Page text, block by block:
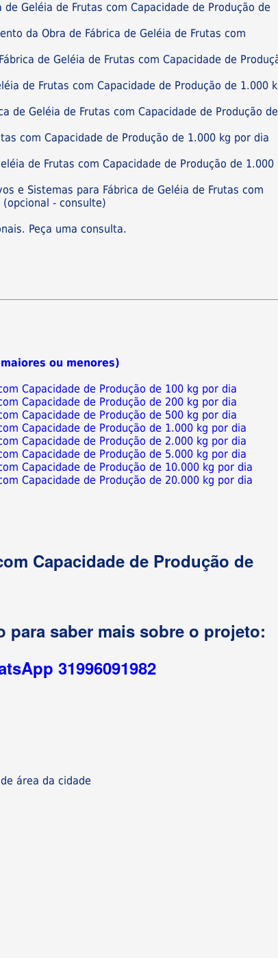
Geléia de Frutas com Capacidade de Produção de
da Obra de Fábrica de Geléia de Frutas com
de Geléia de Frutas com Capacidade de
de Frutas com Capacidade de Produção de 1.000
de Geléia de Frutas com Capacidade de Produção de
com Capacidade de Produção de 1.000 kg por dia
de Frutas com Capacidade de Produção de 1.000
e Sistemas para Fábrica de Geléia de Frutas com
- consulte)
Peça uma consulta.
ou menores)
Capacidade de Produção de 100 kg por dia
Capacidade de Produção de 200 kg por dia
Capacidade de Produção de 500 kg por dia
Capacidade de Produção de 1.000 kg por dia
Capacidade de Produção de 2.000 kg por dia
Capacidade de Produção de 5.000 kg por dia
Capacidade de Produção de 10.000 kg por dia
Capacidade de Produção de 20.000 kg por dia
Capacidade de Produção de
para saber mais sobre o projeto:
31996091982
área da cidade